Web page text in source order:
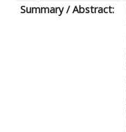
Summary / Abstract: